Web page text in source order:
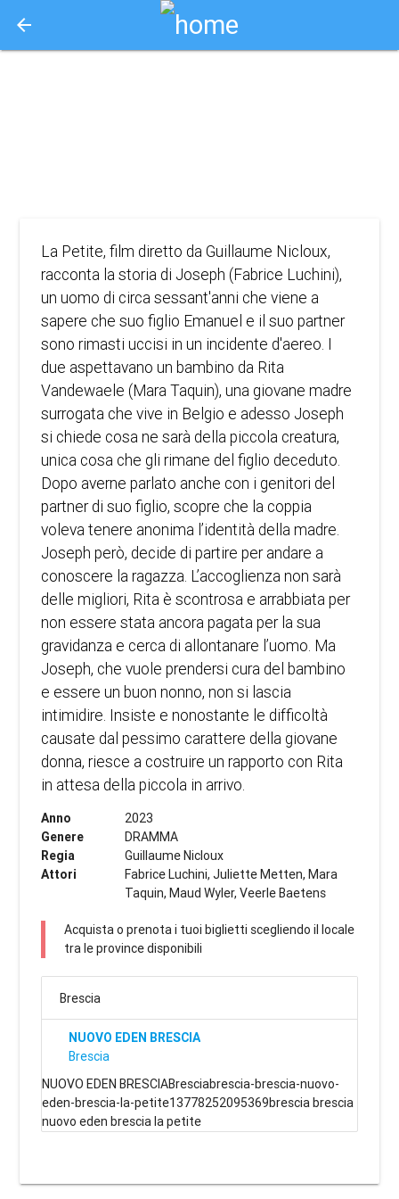
arrow_back
La Petite, film diretto da Guillaume Nicloux,
racconta la storia di Joseph (Fabrice Luchini),
un uomo di circa sessant'anni che viene a
sapere che suo figlio Emanuel e il suo partner
sono rimasti uccisi in un incidente d'aereo. I
due aspettavano un bambino da Rita
Vandewaele (Mara Taquin), una giovane madre
surrogata che vive in Belgio e adesso Joseph
si chiede cosa ne sarà della piccola creatura,
unica cosa che gli rimane del figlio deceduto.
Dopo averne parlato anche con i genitori del
partner di suo figlio, scopre che la coppia
voleva tenere anonima l’identità della madre.
Joseph però, decide di partire per andare a
conoscere la ragazza. L’accoglienza non sarà
delle migliori, Rita è scontrosa e arrabbiata per
non essere stata ancora pagata per la sua
gravidanza e cerca di allontanare l’uomo. Ma
Joseph, che vuole prendersi cura del bambino
e essere un buon nonno, non si lascia
intimidire. Insiste e nonostante le difficoltà
causate dal pessimo carattere della giovane
donna, riesce a costruire un rapporto con Rita
in attesa della piccola in arrivo.
Anno
2023
Genere
DRAMMA
Regia
Guillaume Nicloux
Attori
Fabrice Luchini, Juliette Metten, Mara
Taquin, Maud Wyler, Veerle Baetens
Acquista o prenota i tuoi biglietti scegliendo il locale
tra le province disponibili
Brescia
NUOVO EDEN BRESCIA
Brescia
NUOVO EDEN BRESCIABresciabrescia-brescia-nuovo-
eden-brescia-la-petite13778252095369brescia brescia
nuovo eden brescia la petite